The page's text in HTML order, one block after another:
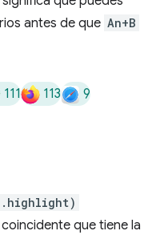
antes de que An+B
111 113 9
que tiene la